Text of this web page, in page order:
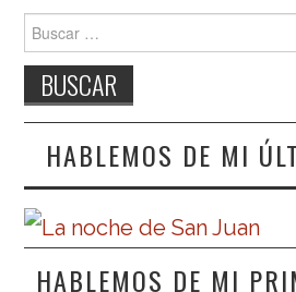
Buscar:
HABLEMOS DE MI
HABLEMOS DE MI